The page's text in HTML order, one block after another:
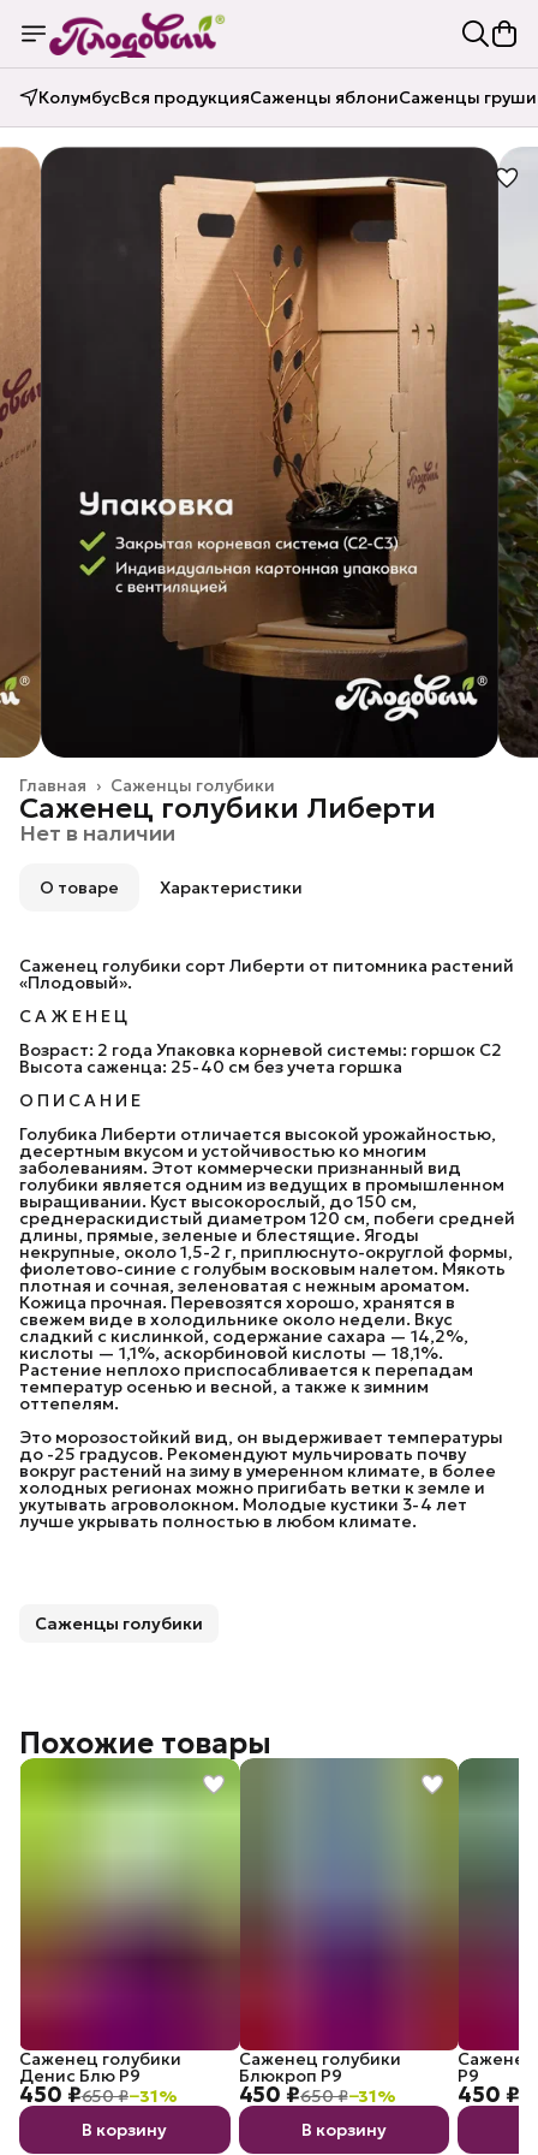
КолумбусВся продукцияСаженцы яблониСаженцы груши
Саженцы голубики
Главная ›
Саженец голубики Либерти
Нет в наличии
О товаре Характеристики
Саженец голубики сорт Либерти от питомника растений
«Плодовый».
С А Ж Е Н Е Ц
Возраст: 2 года Упаковка корневой системы: горшок C2
Высота саженца: 25-40 см без учета горшка
О П И С А Н И Е
Голубика Либерти отличается высокой урожайностью,
десертным вкусом и устойчивостью ко многим
заболеваниям. Этот коммерчески признанный вид
голубики является одним из ведущих в промышленном
выращивании. Куст высокорослый, до 150 см,
среднераскидистый диаметром 120 см, побеги средней
длины, прямые, зеленые и блестящие. Ягоды
некрупные, около 1,5-2 г, приплюснуто-округлой формы,
фиолетово-синие с голубым восковым налетом. Мякоть
плотная и сочная, зеленоватая с нежным ароматом.
Кожица прочная. Перевозятся хорошо, хранятся в
свежем виде в холодильнике около недели. Вкус
сладкий с кислинкой, содержание сахара — 14,2%,
кислоты — 1,1%, аскорбиновой кислоты — 18,1%.
Растение неплохо приспосабливается к перепадам
температур осенью и весной, а также к зимним
оттепелям.
Это морозостойкий вид, он выдерживает температуры
до -25 градусов. Рекомендуют мульчировать почву
вокруг растений на зиму в умеренном климате, в более
холодных регионах можно пригибать ветки к земле и
укутывать агроволокном. Молодые кустики 3-4 лет
лучше укрывать полностью в любом климате.
Саженцы голубики
Похожие товары
450 ₽650 ₽−31%
Саженец голубики
Денис Блю P9
В корзину
450 ₽650 ₽−31%
Саженец голубики
Блюкроп P9
В корзину
450 ₽
Саженец
P9